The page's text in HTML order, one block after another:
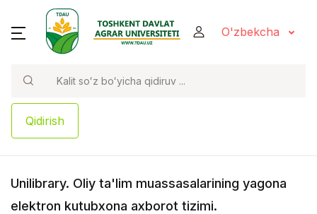
O'zbekcha
Qidirish
Unilibrary. Oliy ta'lim muassasalarining yagona
elektron kutubxona axborot tizimi.